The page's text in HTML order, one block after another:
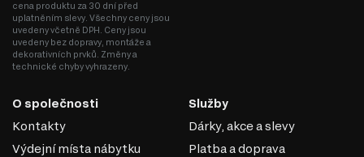
cena produktu za 30 dní před
uplatněním slevy. Všechny ceny jsou
uvedeny včetně DPH. Ceny jsou
uvedeny bez dopravy, montáže a
dekorativních prvků. Změny a
technické chyby vyhrazeny.
O společnosti
Kontakty
Výdejní místa nábytku
Služby
Dárky, akce a slevy
Platba a doprava